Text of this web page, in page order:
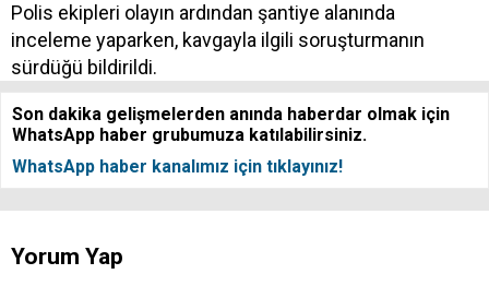
Polis ekipleri olayın ardından şantiye alanında
inceleme yaparken, kavgayla ilgili soruşturmanın
sürdüğü bildirildi.
Son dakika gelişmelerden anında haberdar olmak için
WhatsApp haber grubumuza katılabilirsiniz.
WhatsApp haber kanalımız için tıklayınız!
Yorum Yap